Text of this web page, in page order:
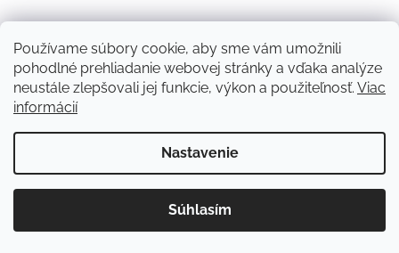
Používame súbory cookie, aby sme vám umožnili
pohodlné prehliadanie webovej stránky a vďaka analýze
neustále zlepšovali jej funkcie, výkon a použiteľnosť. Viac
informácií
Nastavenie
Súhlasím
vyhradené.